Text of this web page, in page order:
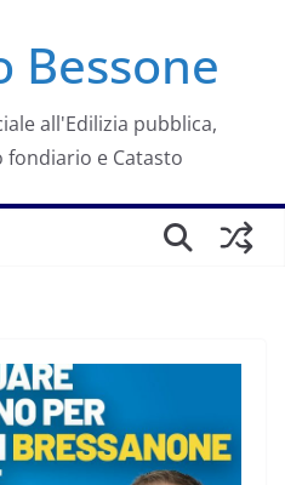
Bessone
all'Edilizia pubblica,
e Catasto